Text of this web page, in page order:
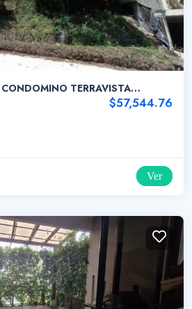
TERRAVISTA
$57,544.76
Ver